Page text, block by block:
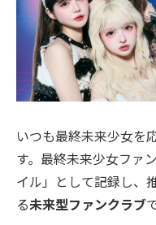
いつも最終未来少女を
す。最終未来少女ファ
イル」として記録し、
る未来型ファンクラブ